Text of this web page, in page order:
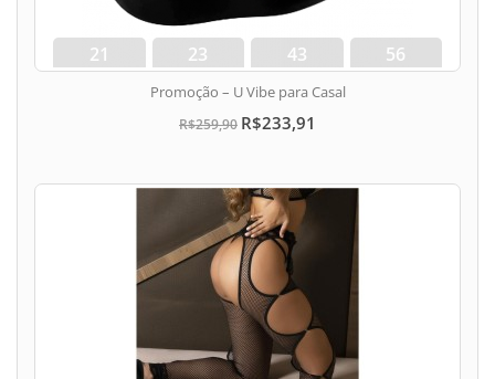
21
dias
23
hora
43
min
56
seg
Promoção – U Vibe para Casal
R$259,90 R$233,91